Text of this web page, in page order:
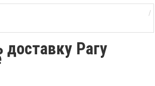
доставку Рагу